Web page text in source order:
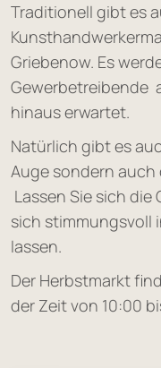
Traditionell gibt es
Griebenow. Es
Gewerbetreibende
hinaus erwartet.
Natürlich gibt es
Auge sondern auch
Lassen Sie sich
sich stimmungsvoll
lassen.
Der Herbstmarkt
der Zeit von 10:00